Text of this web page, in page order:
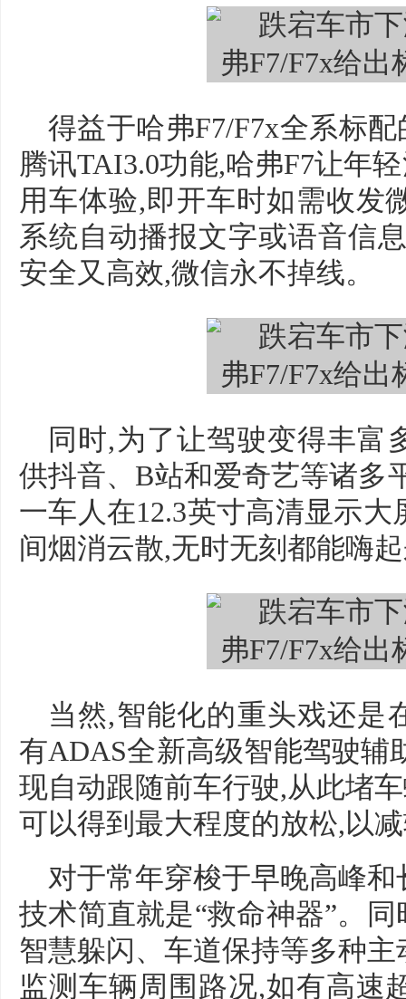
得益于哈弗F7/F7x全系标
腾讯TAI3.0功能,哈弗F7让年
用车体验,即开车时如需收发
系统自动播报文字或语音信
安全又高效,微信永不掉线。
同时,为了让驾驶变得丰富
供抖音、B站和爱奇艺等诸多
一车人在12.3英寸高清显示
间烟消云散,无时无刻都能嗨
当然,智能化的重头戏还是
有ADAS全新高级智能驾驶辅
现自动跟随前车行驶,从此堵
可以得到最大程度的放松,以
对于常年穿梭于早晚高峰
技术简直就是“救命神器”。
智慧躲闪、车道保持等多种
监测车辆周围路况,如有高速